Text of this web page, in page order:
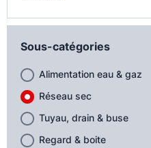
Sous-catégories
Alimentation eau & gaz
Réseau sec
Tuyau, drain & buse
Regard & boite